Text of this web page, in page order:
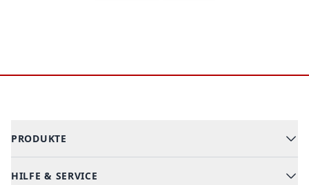
PRODUKTE
Alle Kategorien
HILFE & SERVICE